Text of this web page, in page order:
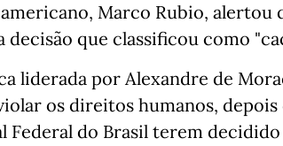
Marco Rubio, alertou
que classificou como
liderada por Alexandre de
os direitos humanos,
Federal do Brasil terem